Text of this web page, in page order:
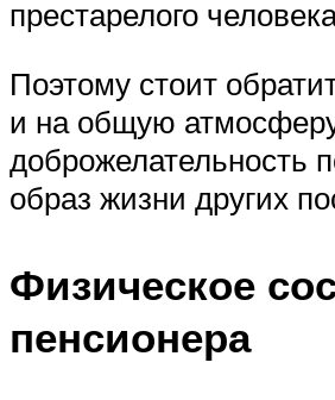
престарелого
Поэтому стоит
и на общую
доброжелательность
образ жизни других
Физическое
пенсионера